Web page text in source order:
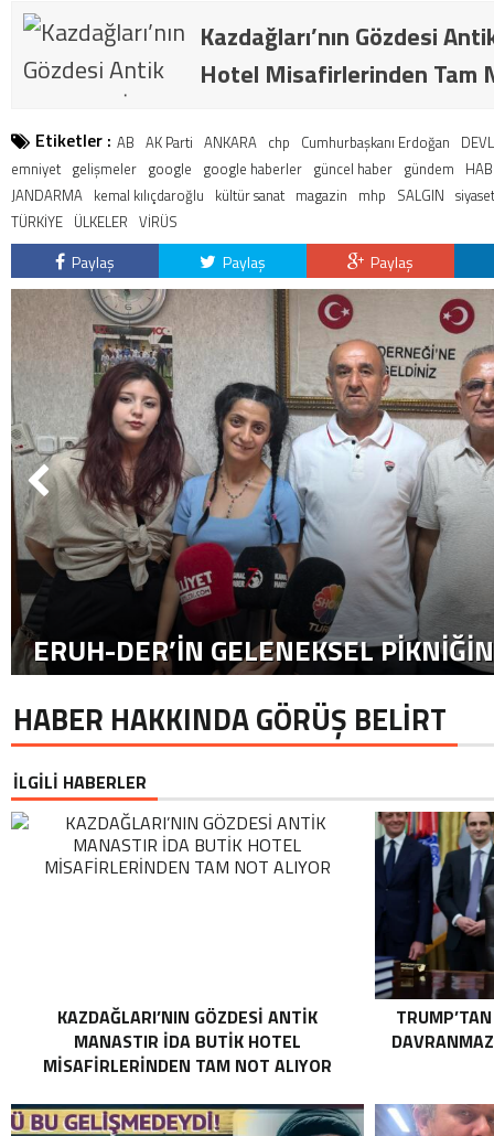
Kazdağları’nın Gözdesi
Hotel Misafirlerinden Tam
Etiketler : AB AK Parti ANKARA chp Cumhurbaşkanı Erdoğan
emniyet gelişmeler google google haberler güncel haber gündem
JANDARMA kemal kılıçdaroğlu kültür sanat magazin mhp SALGIN siyaset
TÜRKİYE ÜLKELER VİRÜS
Paylaş Paylaş Paylaş
ERUH-DER’IN GELENEKSEL
HABER HAKKINDA GÖRÜŞ BELİRT
İLGİLİ HABERLER
KAZDAĞLARI’NIN GÖZDESI ANTIK
MANASTIR İDA BUTIK HOTEL
MISAFIRLERINDEN TAM NOT ALIYOR